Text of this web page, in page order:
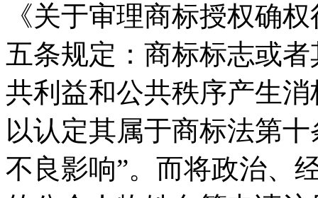
《关于审理商标授权确
五条规定：商标标志或
共利益和公共秩序产生
以认定其属于商标法第
不良影响”。而将政治、